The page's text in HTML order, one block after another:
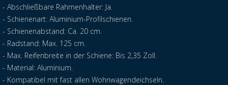
- Abschließbare Rahmenhalter: Ja.
- Schienenart: Aluminium-Profilschienen.
- Schienenabstand: Ca. 20 cm.
- Radstand: Max. 125 cm.
- Max. Reifenbreite in der Schiene: Bis 2,35 Zoll.
- Material: Aluminium.
- Kompatibel mit fast allen Wohnwagendeichseln.